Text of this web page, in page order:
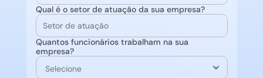
Qual é o setor de atuação da sua empresa?
Quantos funcionários trabalham na sua
empresa?